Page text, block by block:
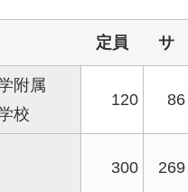
定員 サ
附属
校
120 86
300 269